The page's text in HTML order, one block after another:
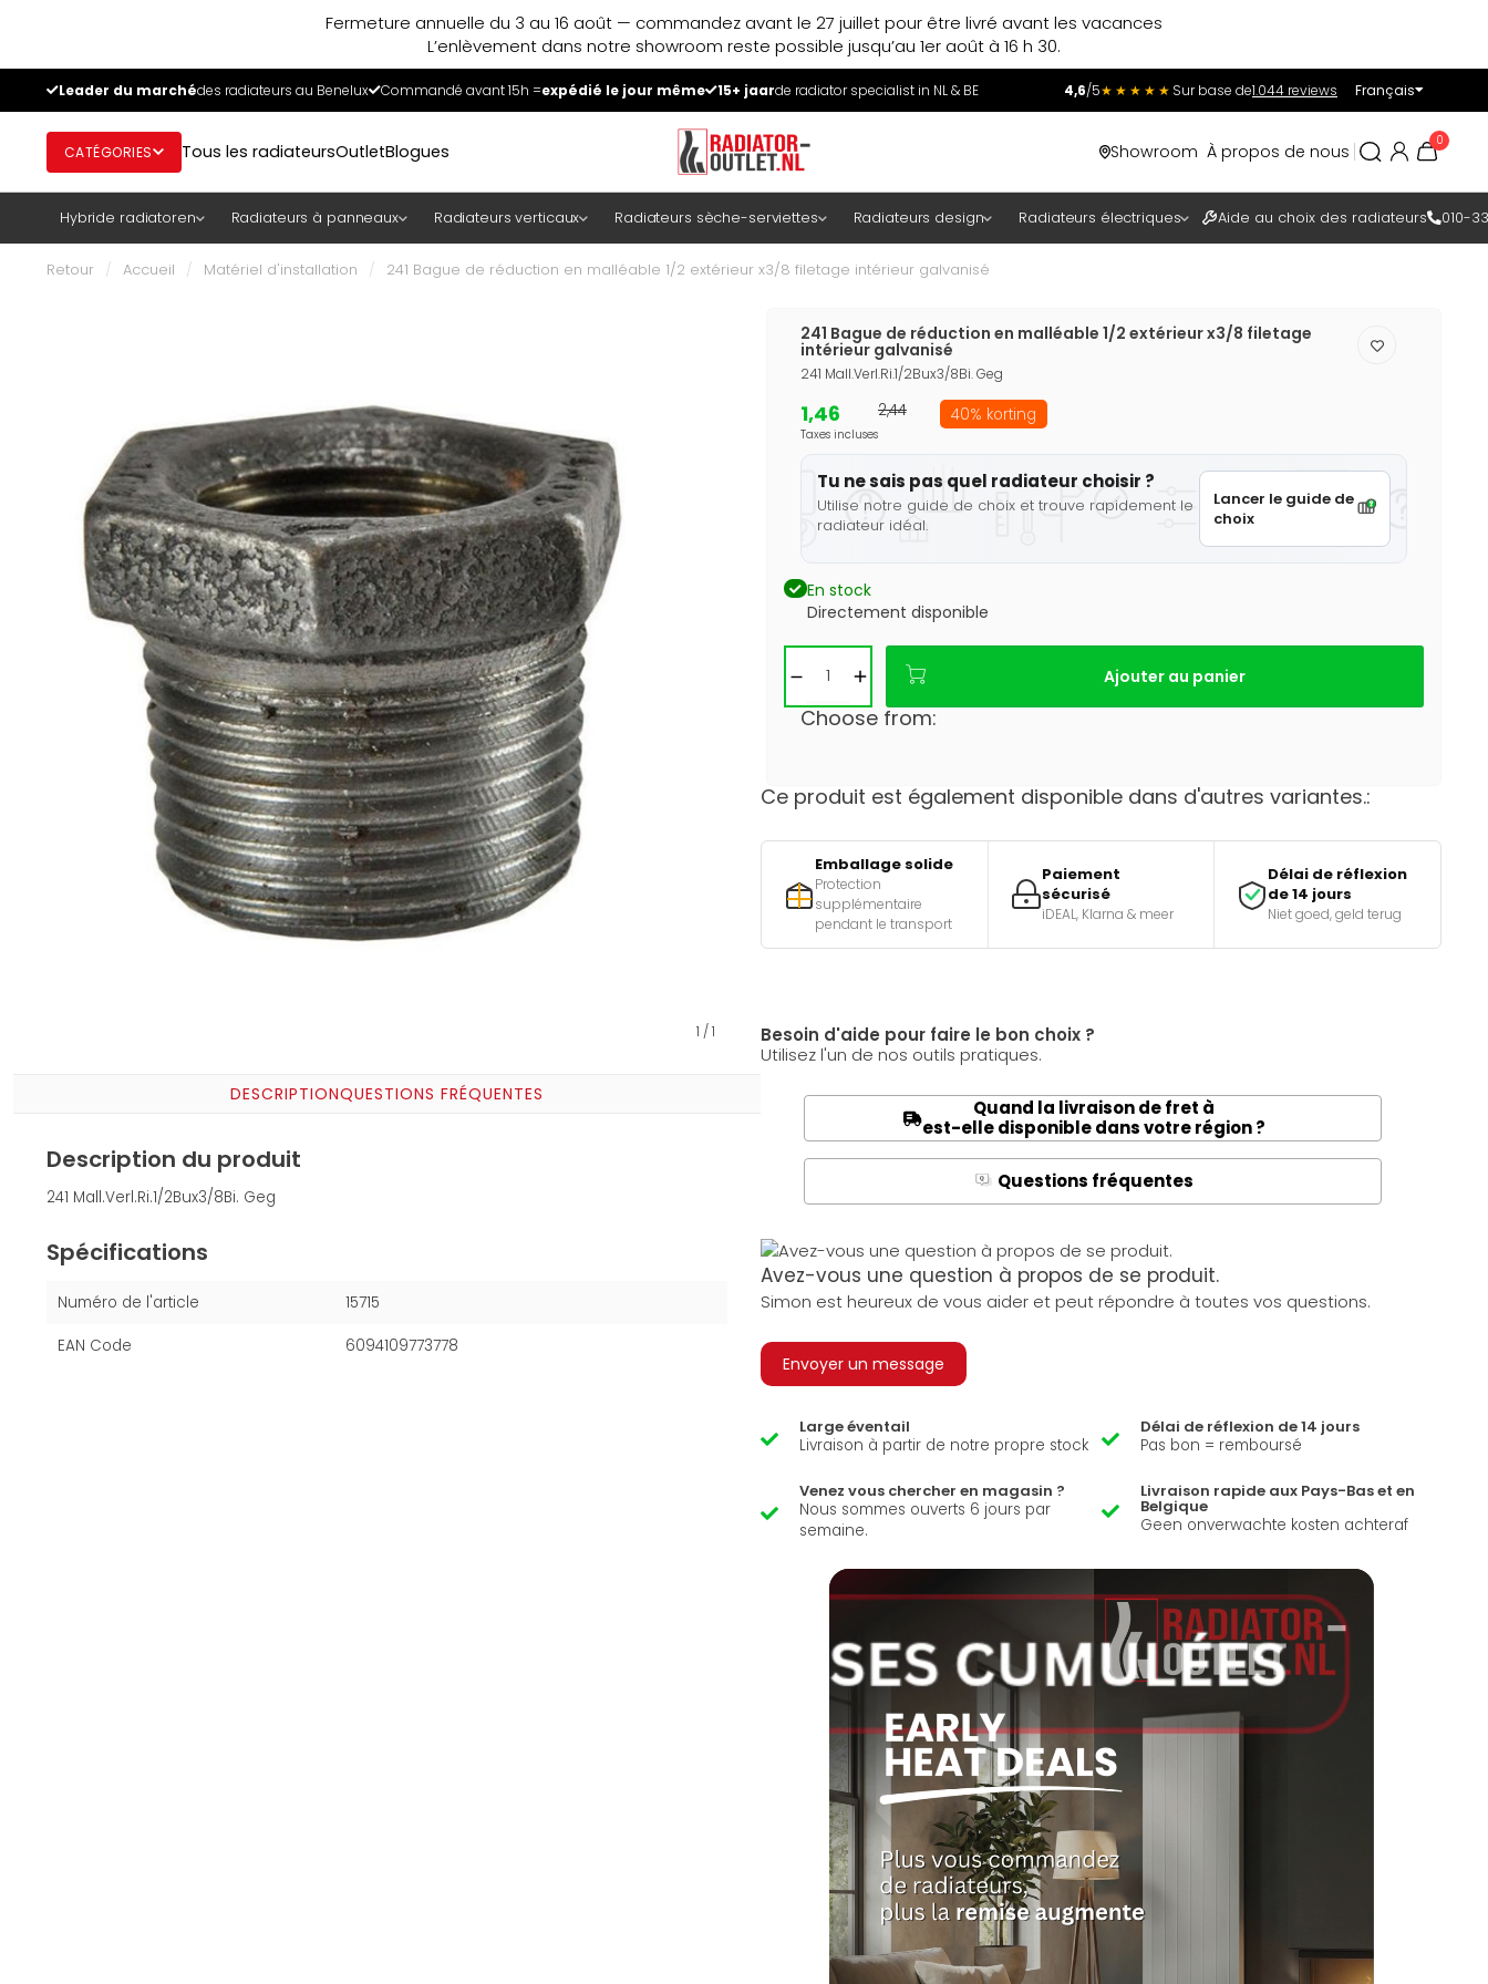
Fermeture annuelle du 3 au 16 août — commandez avant le 27 juillet pour être livré avant les vacances
L’enlèvement dans notre showroom reste possible jusqu’au 1er août à 16 h 30.
Leader du marchédes radiateurs au Benelux Commandé avant 15h =expédié le jour même 15+ jaarde radiator specialist in NL & BE 4,6/5★★★★★ Sur base de1.044 reviews Français
CATÉGORIES Tous les radiateursOutletBlogues Showroom À propos de nous
0
Hybride radiatoren Radiateurs à panneaux Radiateurs verticaux Radiateurs sèche-serviettes Radiateurs design Radiateurs électriques Aide au choix des radiateurs 010-
Retour / Accueil / Matériel d'installation / 241 Bague de réduction en malléable 1/2 extérieur x3/8 filetage intérieur galvanisé
1 /1
DESCRIPTIONQUESTIONS FRÉQUENTES
Description du produit
241 Mall.Verl.Ri.1/2Bux3/8Bi. Geg
Spécifications
Numéro de l'article 15715
EAN Code 6094109773778
241 Bague de réduction en malléable 1/2 extérieur x3/8 filetage
intérieur galvanisé
241 Mall.Verl.Ri.1/2Bux3/8Bi. Geg
1,46
Taxes incluses
2,44 40% korting
Tu ne sais pas quel radiateur choisir ?
Utilise notre guide de choix et trouve rapidement le
radiateur idéal.
Lancer le guide de
choix
En stock
Directement disponible
Ajouter au panier
Choose from:
Ce produit est également disponible dans d'autres variantes.:
Emballage solide
Protection
supplémentaire
pendant le transport
Paiement
sécurisé
iDEAL, Klarna & meer
Délai de réflexion
de 14 jours
Niet goed, geld terug
Besoin d'aide pour faire le bon choix ?
Utilisez l'un de nos outils pratiques.
Quand la livraison de fret à
est-elle disponible dans votre région ?
Q Questions fréquentes
Avez-vous une question à propos de se produit.
Simon est heureux de vous aider et peut répondre à toutes vos questions.
Envoyer un message
Large éventail
Livraison à partir de notre propre stock
Délai de réflexion de 14 jours
Pas bon = remboursé
Venez vous chercher en magasin ?
Nous sommes ouverts 6 jours par
semaine.
Livraison rapide aux Pays-Bas et en
Belgique
Geen onverwachte kosten achteraf